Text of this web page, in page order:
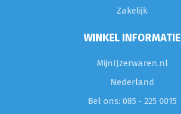
Zakelijk
WINKEL INFORMATIE
MijnIJzerwaren.nl
Nederland
Bel ons: 085 - 225 0015